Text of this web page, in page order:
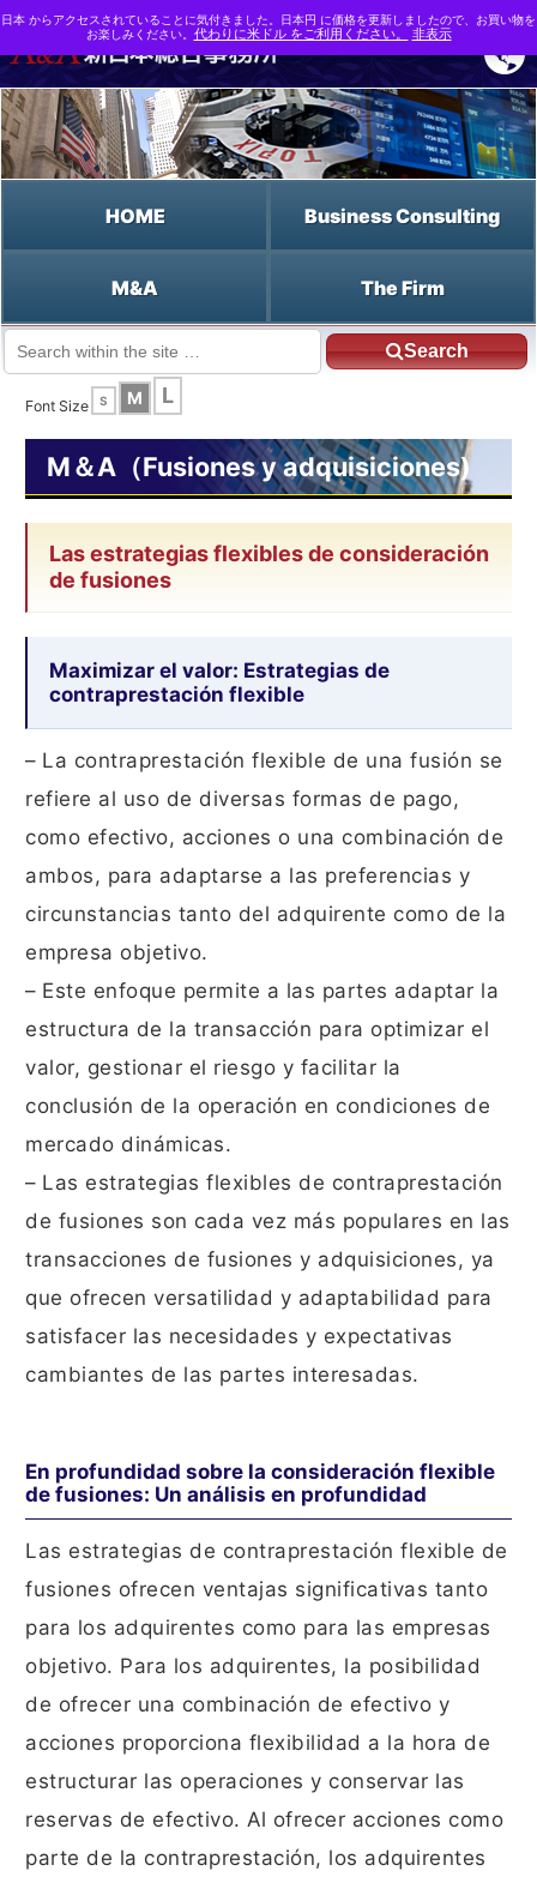
HOME Business Consulting
M&A The Firm
Search
Español HOME
Las estrategias flexibles de consideración de fusiones
Font Size S M L
M＆A（Fusiones y adquisiciones)
Las estrategias flexibles de consideración
de fusiones
Maximizar el valor: Estrategias de
contraprestación flexible
– La contraprestación flexible de una fusión se
refiere al uso de diversas formas de pago,
como efectivo, acciones o una combinación de
ambos, para adaptarse a las preferencias y
circunstancias tanto del adquirente como de la
empresa objetivo.
– Este enfoque permite a las partes adaptar la
estructura de la transacción para optimizar el
valor, gestionar el riesgo y facilitar la
conclusión de la operación en condiciones de
mercado dinámicas.
– Las estrategias flexibles de contraprestación
de fusiones son cada vez más populares en las
transacciones de fusiones y adquisiciones, ya
que ofrecen versatilidad y adaptabilidad para
satisfacer las necesidades y expectativas
cambiantes de las partes interesadas.
En profundidad sobre la consideración flexible
de fusiones: Un análisis en profundidad
Las estrategias de contraprestación flexible de
fusiones ofrecen ventajas significativas tanto
para los adquirentes como para las empresas
objetivo. Para los adquirentes, la posibilidad
de ofrecer una combinación de efectivo y
acciones proporciona flexibilidad a la hora de
estructurar las operaciones y conservar las
reservas de efectivo. Al ofrecer acciones como
parte de la contraprestación, los adquirentes
日本 からアクセスされていることに気付きました。日本円 に価格を更新しましたので、お買い物を
お楽しみください。 代わりに米ドル をご利用ください。 非表示